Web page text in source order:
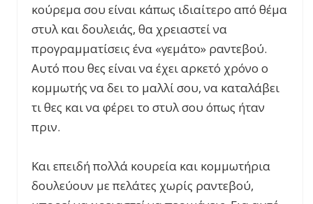
κούρεμα σου είναι κάπως ιδιαίτερο από θέμα
στυλ και δουλειάς, θα χρειαστεί να
προγραμματίσεις ένα «γεμάτο» ραντεβού.
Αυτό που θες είναι να έχει αρκετό χρόνο ο
κομμωτής να δει το μαλλί σου, να καταλάβει
τι θες και να φέρει το στυλ σου όπως ήταν
πριν.
Και επειδή πολλά κουρεία και κομμωτήρια
δουλεύουν με πελάτες χωρίς ραντεβού,